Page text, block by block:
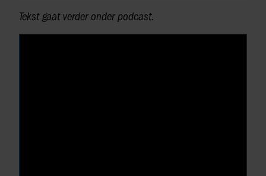
Tekst gaat verder onder podcast.